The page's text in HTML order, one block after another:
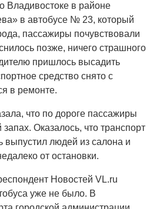
Владивостоке в районе
в автобусе № 23, который
пассажиры почувствовали
позже, ничего страшного
пришлось высадить
средство снято с
в ремонте.
что по дороге пассажиры
Оказалось, что транспорт
выпустил людей из салона и
от остановки.
Новостей VL.ru
уже не было. В